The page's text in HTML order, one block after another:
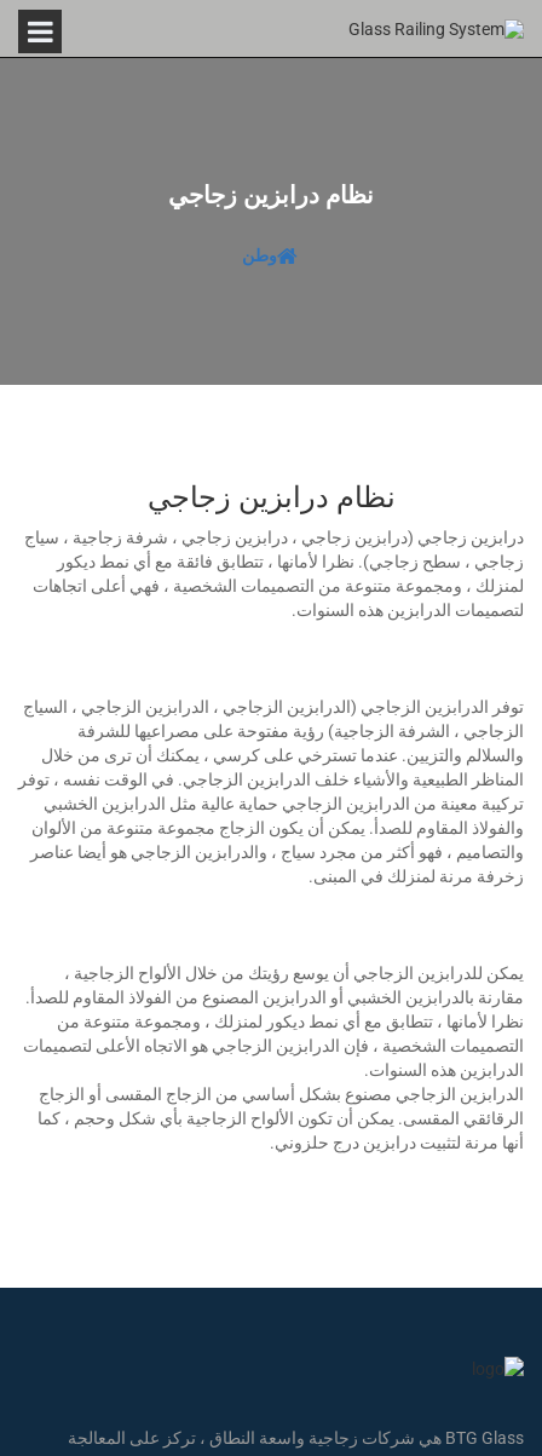
نظام درابزين زجاجي
وطن
نظام درابزين زجاجي
درابزين زجاجي (درابزين زجاجي ، درابزين زجاجي ، شرفة زجاجية ، سياج
زجاجي ، سطح زجاجي). نظرا لأمانها ، تتطابق فائقة مع أي نمط ديكور
لمنزلك ، ومجموعة متنوعة من التصميمات الشخصية ، فهي أعلى اتجاهات
لتصميمات الدرابزين هذه السنوات.
توفر الدرابزين الزجاجي (الدرابزين الزجاجي ، الدرابزين الزجاجي ، السياج
الزجاجي ، الشرفة الزجاجية) رؤية مفتوحة على مصراعيها للشرفة
والسلالم والتزيين. عندما تسترخي على كرسي ، يمكنك أن ترى من خلال
المناظر الطبيعية والأشياء خلف الدرابزين الزجاجي. في الوقت نفسه ، توفر
تركيبة معينة من الدرابزين الزجاجي حماية عالية مثل الدرابزين الخشبي
والفولاذ المقاوم للصدأ. يمكن أن يكون الزجاج مجموعة متنوعة من الألوان
والتصاميم ، فهو أكثر من مجرد سياج ، والدرابزين الزجاجي هو أيضا عناصر
زخرفة مرنة لمنزلك في المبنى.
يمكن للدرابزين الزجاجي أن يوسع رؤيتك من خلال الألواح الزجاجية ،
مقارنة بالدرابزين الخشبي أو الدرابزين المصنوع من الفولاذ المقاوم للصدأ.
نظرا لأمانها ، تتطابق مع أي نمط ديكور لمنزلك ، ومجموعة متنوعة من
التصميمات الشخصية ، فإن الدرابزين الزجاجي هو الاتجاه الأعلى لتصميمات
الدرابزين هذه السنوات.
الدرابزين الزجاجي مصنوع بشكل أساسي من الزجاج المقسى أو الزجاج
الرقائقي المقسى. يمكن أن تكون الألواح الزجاجية بأي شكل وحجم ، كما
أنها مرنة لتثبيت درابزين درج حلزوني.
BTG Glass هي شركات زجاجية واسعة النطاق ، تركز على المعالجة